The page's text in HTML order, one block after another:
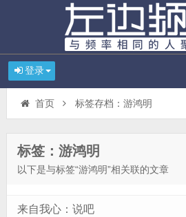
登录
首页 标签存档：游鸿明
标签：游鸿明
以下是与标签“游鸿明”相关联的文章
来自我心：说吧